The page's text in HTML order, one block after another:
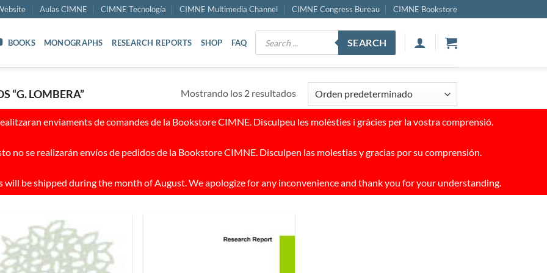
Aulas CIMNE CIMNE Tecnología CIMNE Multimedia Channel CIMNE Congress Bureau CIMNE Bookstore
BOOKS MONOGRAPHS RESEARCH REPORTS SHOP FAQ
Products
search
SEARCH
“G. LOMBERA” Mostrando los 2 resultados
enviaments de comandes de la Bookstore CIMNE. Disculpeu les molèsties i gràcies per la vostra comprensió.
no se realizarán envíos de pedidos de la Bookstore CIMNE. Disculpen las molestias y gracias por su comprensión.
be shipped during the month of August. We apologize for any inconvenience and thank you for your understanding.